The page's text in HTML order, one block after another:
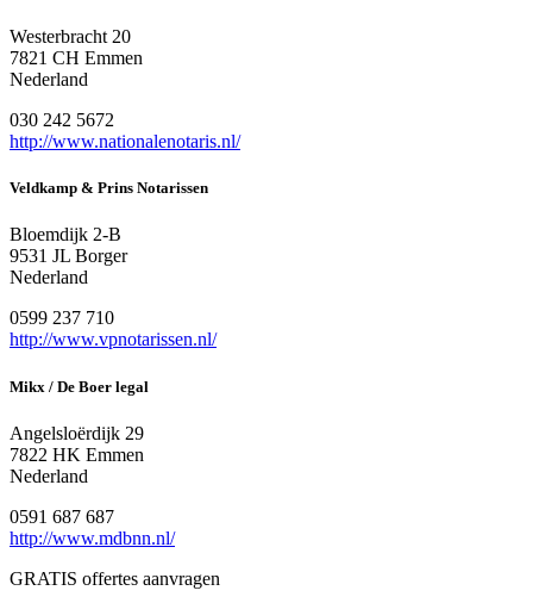
Westerbracht 20
7821 CH Emmen
Nederland
030 242 5672
http://www.nationalenotaris.nl/
Veldkamp & Prins Notarissen
Bloemdijk 2-B
9531 JL Borger
Nederland
0599 237 710
http://www.vpnotarissen.nl/
Mikx / De Boer legal
Angelsloërdijk 29
7822 HK Emmen
Nederland
0591 687 687
http://www.mdbnn.nl/
GRATIS offertes aanvragen